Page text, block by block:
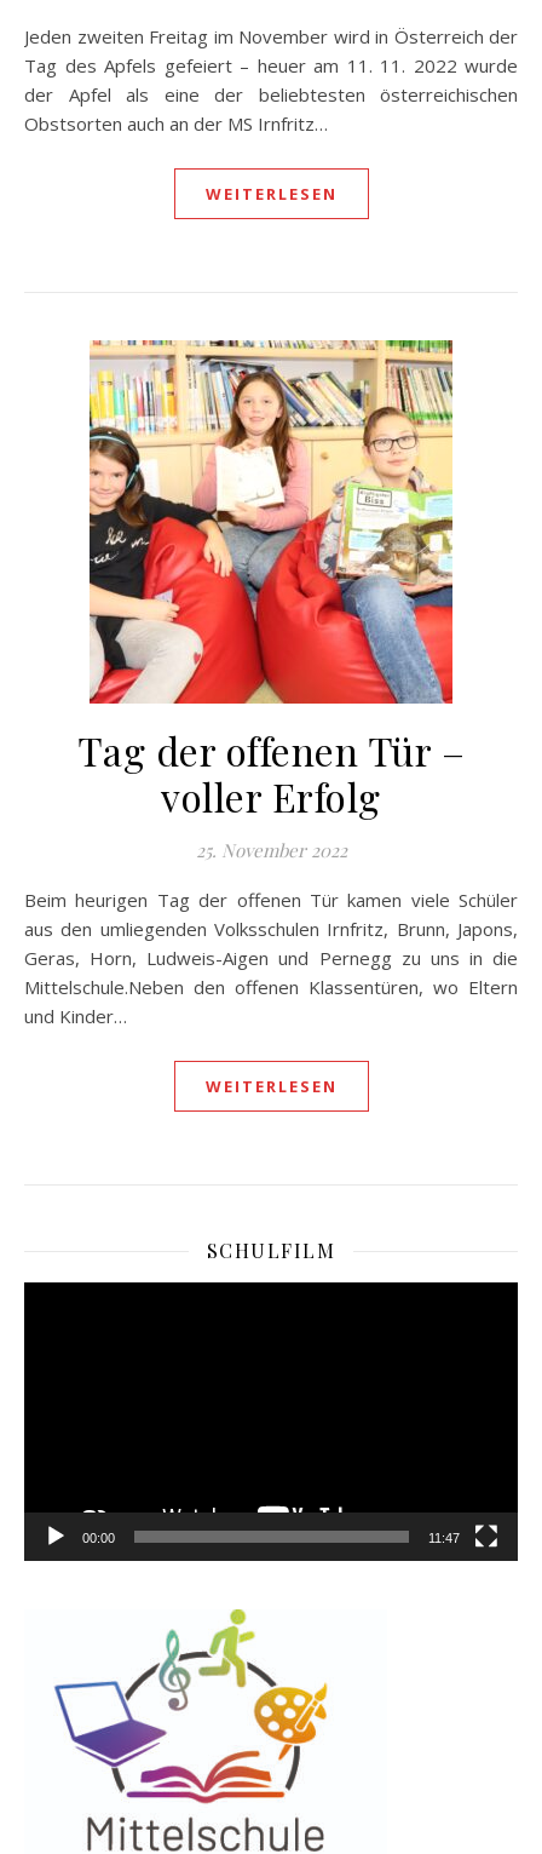
Jeden zweiten Freitag im November wird in Österreich der
Tag des Apfels gefeiert – heuer am 11. 11. 2022 wurde
der Apfel als eine der beliebtesten österreichischen
Obstsorten auch an der MS Irnfritz…
WEITERLESEN
Tag der offenen Tür –
voller Erfolg
25. November 2022
Beim heurigen Tag der offenen Tür kamen viele Schüler
aus den umliegenden Volksschulen Irnfritz, Brunn, Japons,
Geras, Horn, Ludweis-Aigen und Pernegg zu uns in die
Mittelschule.Neben den offenen Klassentüren, wo Eltern
und Kinder…
WEITERLESEN
SCHULFILM
00:00 11:47